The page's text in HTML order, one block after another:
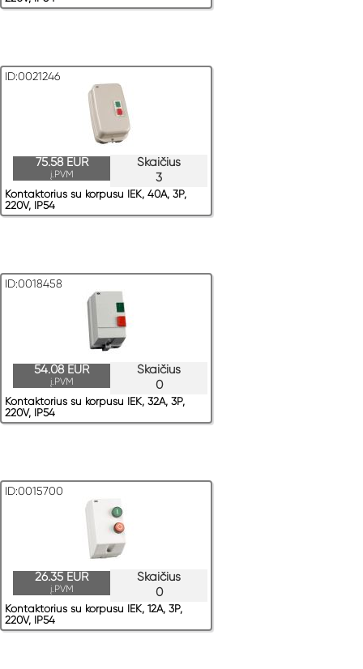
ID:0021246
Skaičius
3
75.58 EUR
į.PVM
Kontaktorius su korpusu IEK, 40A, 3P,
220V, IP54
ID:0018458
Skaičius
0
54.08 EUR
į.PVM
Kontaktorius su korpusu IEK, 32A, 3P,
220V, IP54
ID:0015700
Skaičius
0
26.35 EUR
į.PVM
Kontaktorius su korpusu IEK, 12A, 3P,
220V, IP54